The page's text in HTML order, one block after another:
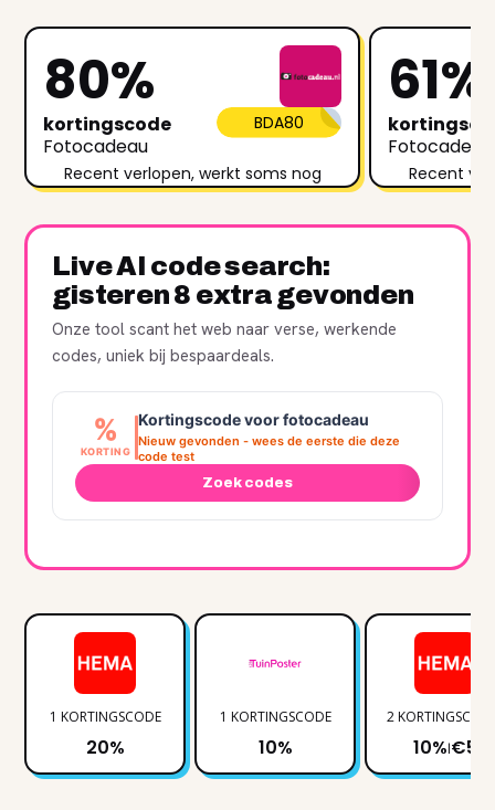
80%
kortingscode
Fotocadeau
BDA80
Recent verlopen, werkt soms nog
61%
Fotocadeau
Recent
Live AI code search:
gisteren 8 extra gevonden
Onze tool scant het web naar verse, werkende
codes, uniek bij bespaardeals.
%
KORTING
Kortingscode voor fotocadeau
Nieuw gevonden - wees de eerste die deze
code test
Zoek codes
1 KORTINGSCODE
20%
1 KORTINGSCODE
10%
2
10%|€5